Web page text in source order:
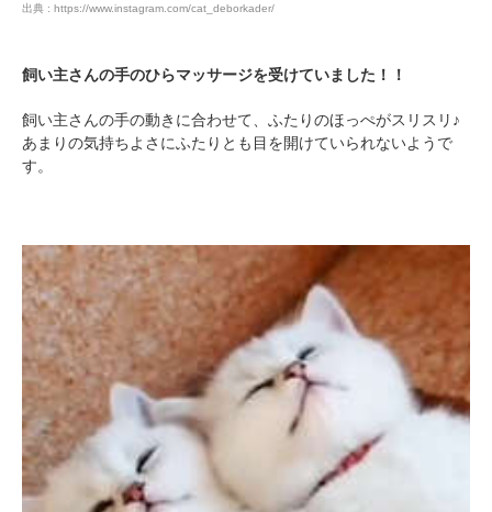
出典 : https://www.instagram.com/cat_deborkader/
飼い主さんの手のひらマッサージを受けていました！！
飼い主さんの手の動きに合わせて、ふたりのほっぺがスリスリ♪
あまりの気持ちよさにふたりとも目を開けていられないようで
す。
PECOアプリをダウンロード済みの方
アプリで開く